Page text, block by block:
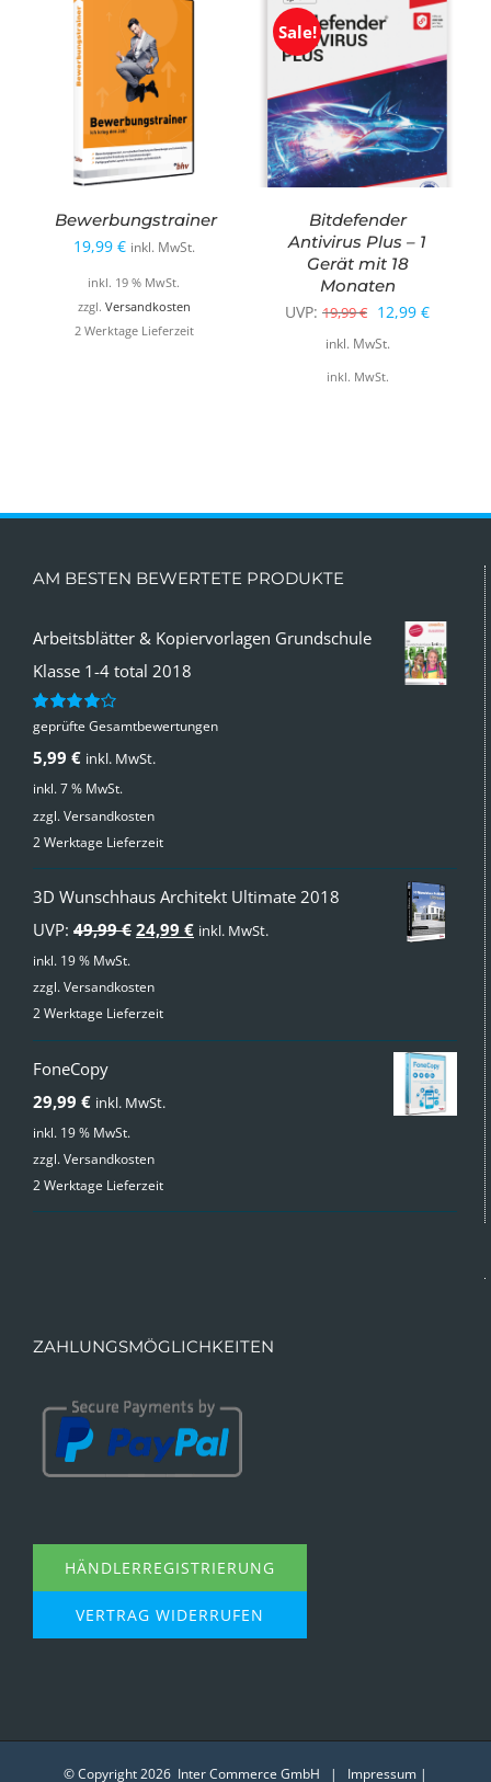
Bewerbungstrainer
19,99 € inkl. MwSt.
inkl. 19 % MwSt.
zzgl. Versandkosten
2 Werktage Lieferzeit
Sale!
Bitdefender
Antivirus Plus – 1
Gerät mit 18
Monaten
UVP: 19,99€ Ursprünglicher
Preis
war:
12,99 €
inkl. MwSt.
inkl. MwSt.
AM BESTEN BEWERTETE PRODUKTE
Arbeitsblätter & Kopiervorlagen Grundschule
Klasse 1-4 total 2018
Bewertet
von 5
geprüfte Gesamtbewertungen
5,99 € inkl. MwSt.
inkl. 7 % MwSt.
zzgl.Versandkosten
2 Werktage Lieferzeit
3D Wunschhaus Architekt Ultimate 2018
UVP: 49,99€ Ursprünglicher
war:
24,99 €Aktueller
inkl. MwSt.
inkl. 19 % MwSt.
zzgl.Versandkosten
2 Werktage Lieferzeit
FoneCopy
29,99 € inkl. MwSt.
inkl. 19 % MwSt.
zzgl.Versandkosten
2 Werktage Lieferzeit
ZAHLUNGSMÖGLICHKEITEN
HÄNDLERREGISTRIERUNG
VERTRAG WIDERRUFEN
© Copyright2026 Inter Commerce GmbH | Impressum |